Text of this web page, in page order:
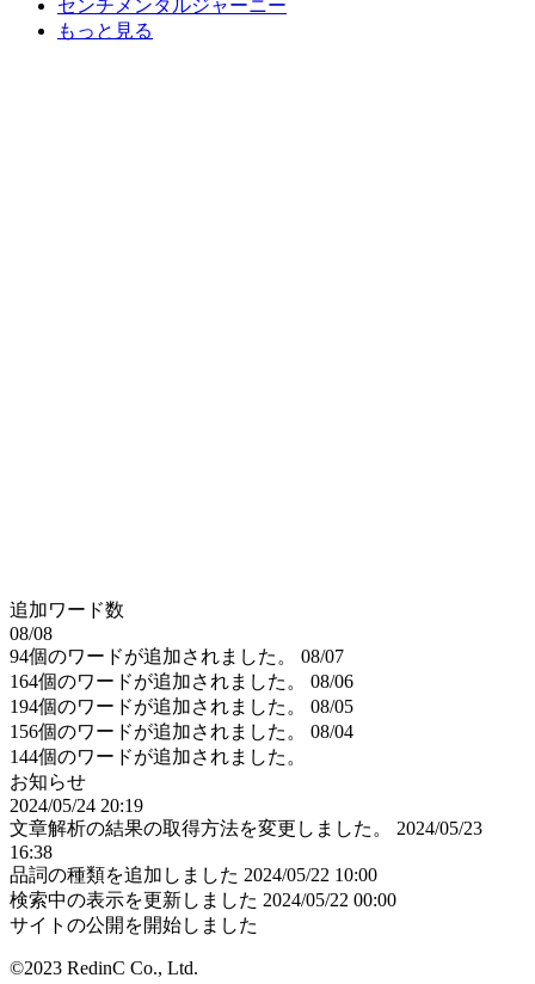
センチメンタルジャーニー
もっと見る
追加ワード数
08/08
94個のワードが追加されました。
08/07
164個のワードが追加されました。
08/06
194個のワードが追加されました。
08/05
156個のワードが追加されました。
08/04
144個のワードが追加されました。
お知らせ
2024/05/24 20:19
文章解析の結果の取得方法を変更しました。
2024/05/23
16:38
品詞の種類を追加しました 2024/05/22 10:00
検索中の表示を更新しました 2024/05/22 00:00
サイトの公開を開始しました
©2023 RedinC Co., Ltd.